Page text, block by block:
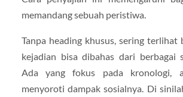
memandang sebuah peristiwa.
Tanpa heading khusus, sering terlihat
kejadian bisa dibahas dari berbagai
Ada yang fokus pada kronologi,
menyoroti dampak sosialnya. Di